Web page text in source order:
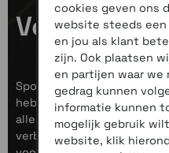
Voor de
Sport is uiteraard een
hebben we vooral de
alleen leuker maken
verbeteren van je
cookies geven ons
website steeds
en jou als klant
zijn. Ook plaatsen
en partijen waar we
gedrag kunnen
informatie kunnen
mogelijk gebruik
website, klik